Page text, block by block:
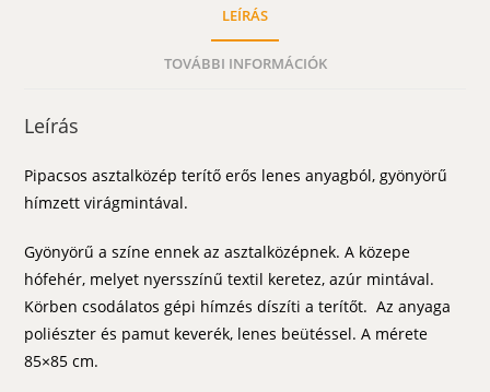
LEÍRÁS
TOVÁBBI INFORMÁCIÓK
Leírás
Pipacsos asztalközép terítő erős lenes anyagból, gyönyörű
hímzett virágmintával.
Gyönyörű a színe ennek az asztalközépnek. A közepe
hófehér, melyet nyersszínű textil keretez, azúr mintával.
Körben csodálatos gépi hímzés díszíti a terítőt. Az anyaga
poliészter és pamut keverék, lenes beütéssel. A mérete
85×85 cm.